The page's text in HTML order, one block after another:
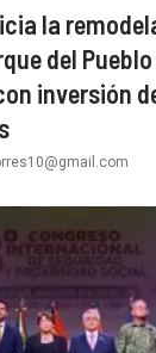
la
del Pueblo
inversión